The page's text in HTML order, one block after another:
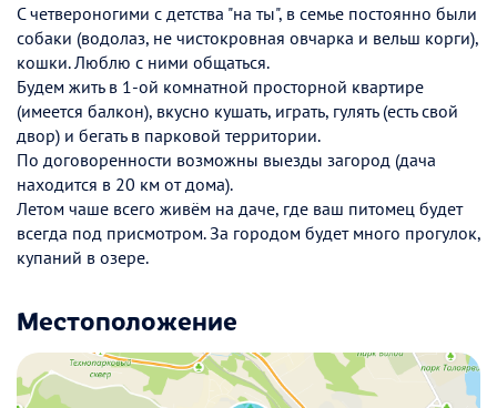
С четвероногими с детства "на ты", в семье постоянно были
собаки (водолаз, не чистокровная овчарка и вельш корги),
кошки. Люблю с ними общаться.
Будем жить в 1-ой комнатной просторной квартире
(имеется балкон), вкусно кушать, играть, гулять (есть свой
двор) и бегать в парковой территории.
По договоренности возможны выезды загород (дача
находится в 20 км от дома).
Летом чаше всего живём на даче, где ваш питомец будет
всегда под присмотром. За городом будет много прогулок,
купаний в озере.
Местоположение